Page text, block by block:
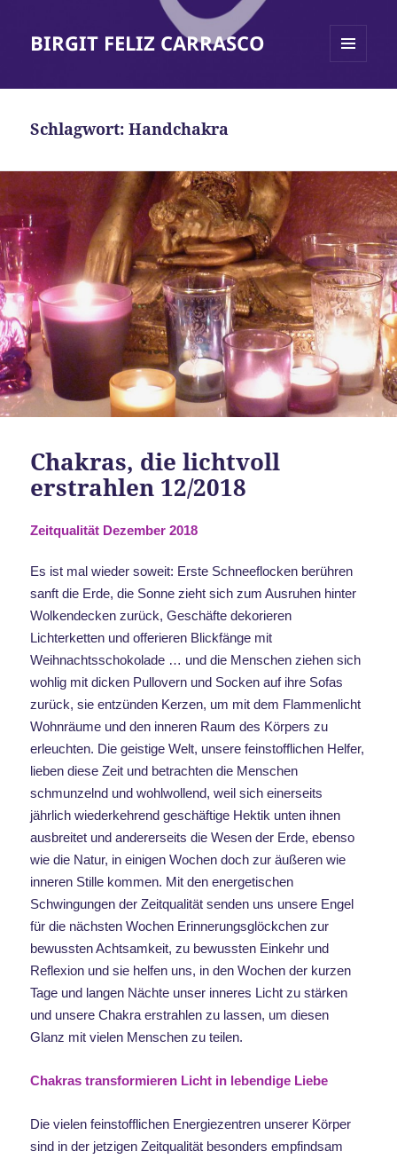
BIRGIT FELIZ CARRASCO
Schlagwort:Handchakra
Chakras, die lichtvoll
erstrahlen 12/2018
Zeitqualität Dezember 2018
Es ist mal wieder soweit: Erste Schneeflocken berühren
sanft die Erde, die Sonne zieht sich zum Ausruhen hinter
Wolkendecken zurück, Geschäfte dekorieren
Lichterketten und offerieren Blickfänge mit
Weihnachtsschokolade … und die Menschen ziehen sich
wohlig mit dicken Pullovern und Socken auf ihre Sofas
zurück, sie entzünden Kerzen, um mit dem Flammenlicht
Wohnräume und den inneren Raum des Körpers zu
erleuchten. Die geistige Welt, unsere feinstofflichen Helfer,
lieben diese Zeit und betrachten die Menschen
schmunzelnd und wohlwollend, weil sich einerseits
jährlich wiederkehrend geschäftige Hektik unten ihnen
ausbreitet und andererseits die Wesen der Erde, ebenso
wie die Natur, in einigen Wochen doch zur äußeren wie
inneren Stille kommen. Mit den energetischen
Schwingungen der Zeitqualität senden uns unsere Engel
für die nächsten Wochen Erinnerungsglöckchen zur
bewussten Achtsamkeit, zu bewussten Einkehr und
Reflexion und sie helfen uns, in den Wochen der kurzen
Tage und langen Nächte unser inneres Licht zu stärken
und unsere Chakra erstrahlen zu lassen, um diesen
Glanz mit vielen Menschen zu teilen.
Chakras transformieren Licht in lebendige Liebe
Die vielen feinstofflichen Energiezentren unserer Körper
sind in der jetzigen Zeitqualität besonders empfindsam